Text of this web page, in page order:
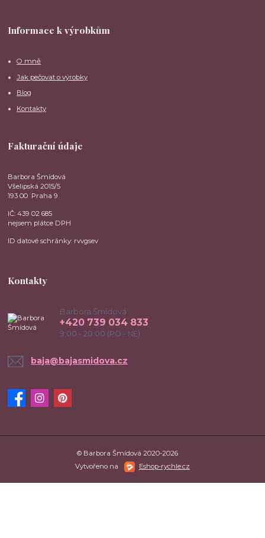
Informace k výrobkům
O mně
Jak pečovat o výrobky
Blog
Kontakty
Fakturační údaje
Barbora Šmídová
Všelipská 2015/5
193 00 Praha 9
IČ: 439 02 685
nejsem plátce DPH
ID datové schránky: rvvgsev
Kontakty
Barbora Šmídová
+420 739 034 833
9:00 - 20:00 (PO - NE)
baja@bajasmidova.cz
© Barbora Šmídová 2020-2026
Vytvořeno na
Eshop-rychle.cz